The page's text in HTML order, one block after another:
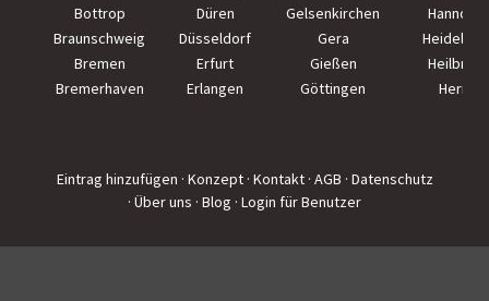
Bottrop
Düren Gelsenkirchen
Hannover
Braunschweig
Düsseldorf Gera
Bremen
Erfurt Gießen
Heilbronn
Bremerhaven
Erlangen Göttingen Herne
Eintrag hinzufügen · Konzept · Kontakt · AGB · Datenschutz
· Über uns · Blog · Login für Benutzer